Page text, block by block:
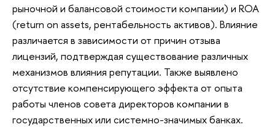
рыночной и балансовой стоимости компании) и ROA
(return on assets, рентабельность активов). Влияние
различается в зависимости от причин отзыва
лицензий, подтверждая существование различных
механизмов влияния репутации. Также выявлено
отсутствие компенсирующего эффекта от опыта
работы членов совета директоров компании в
государственных или системно-значимых банках.